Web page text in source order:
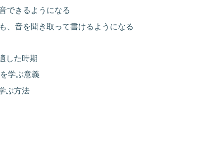
できるようになる
、音を聞き取って書けるようになる
した時期
学ぶ意義
ぶ方法